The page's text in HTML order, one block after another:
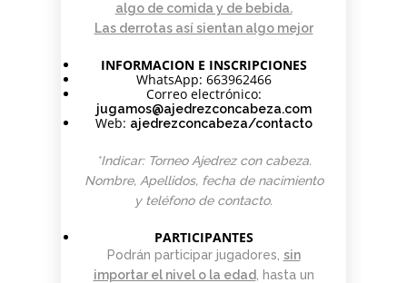
algo de comida y de bebida.
Las derrotas así sientan algo mejor
INFORMACION E INSCRIPCIONES
WhatsApp: 663962466
Correo electrónico:
jugamos@ajedrezconcabeza.com
Web: ajedrezconcabeza/contacto
*Indicar: Torneo Ajedrez con cabeza.
Nombre, Apellidos, fecha de nacimiento
y teléfono de contacto.
PARTICIPANTES
Podrán participar jugadores, sin
importar el nivel o la edad , hasta un